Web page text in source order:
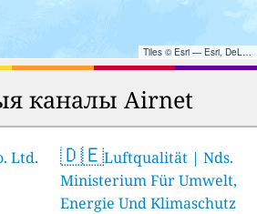
каналы Airnet
Ltd. 🇩🇪Luftqualität | Nds.
Ministerium Für Umwelt,
Energie Und Klimaschutz